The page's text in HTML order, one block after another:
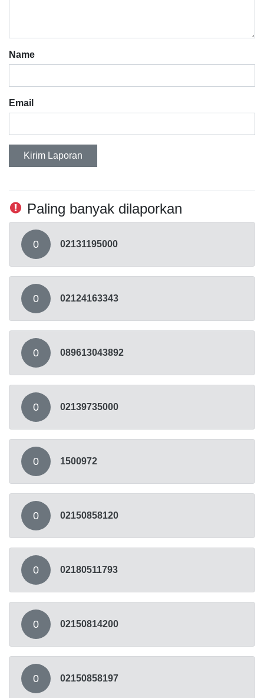
Name
Email
Kirim Laporan
Paling banyak dilaporkan
0 02131195000
0 02124163343
0 089613043892
0 02139735000
0 1500972
0 02150858120
0 02180511793
0 02150814200
0 02150858197